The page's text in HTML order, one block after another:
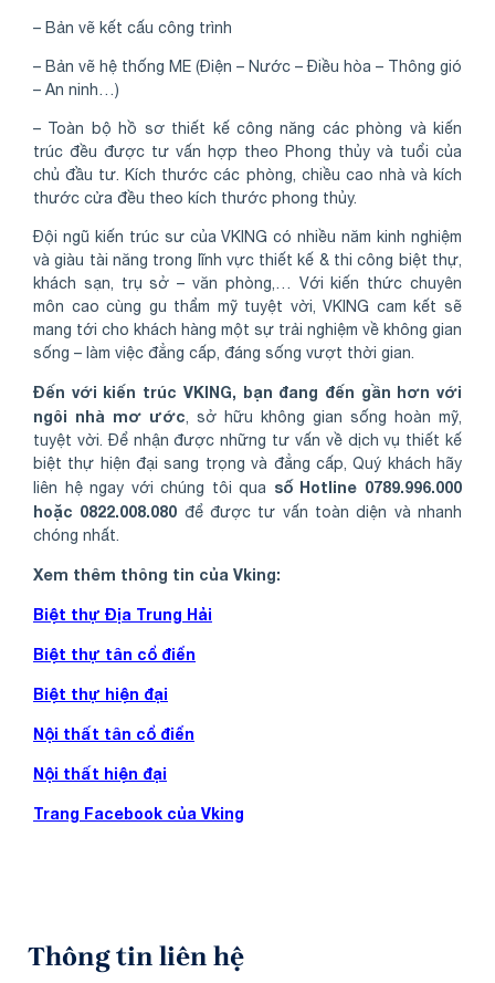
Share
– Bản vẽ kết cấu công trình
– Bản vẽ hệ thống ME (Điện – Nước – Điều hòa – Thông gió
– An ninh…)
– Toàn bộ hồ sơ thiết kế công năng các phòng và kiến
trúc đều được tư vấn hợp theo Phong thủy và tuổi của
chủ đầu tư. Kích thước các phòng, chiều cao nhà và kích
thước cửa đều theo kích thước phong thủy.
Đội ngũ kiến trúc sư của VKING có nhiều năm kinh nghiệm
và giàu tài năng trong lĩnh vực thiết kế & thi công biệt thự,
khách sạn, trụ sở – văn phòng,… Với kiến thức chuyên
môn cao cùng gu thẩm mỹ tuyệt vời, VKING cam kết sẽ
mang tới cho khách hàng một sự trải nghiệm về không gian
sống – làm việc đẳng cấp, đáng sống vượt thời gian.
Đến với kiến trúc VKING, bạn đang đến gần hơn với
ngôi nhà mơ ước, sở hữu không gian sống hoàn mỹ,
tuyệt vời. Để nhận được những tư vấn về dịch vụ thiết kế
biệt thự hiện đại sang trọng và đẳng cấp, Quý khách hãy
liên hệ ngay với chúng tôi qua số Hotline 0789.996.000
hoặc 0822.008.080 để được tư vấn toàn diện và nhanh
chóng nhất.
Xem thêm thông tin của Vking:
Biệt thự Địa Trung Hải
Biệt thự tân cổ điển
Biệt thự hiện đại
Nội thất tân cổ điển
Nội thất hiện đại
Trang Facebook của Vking
Thông tin liên hệ